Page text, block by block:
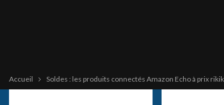
Accueil Soldes : les produits connectés Amazon Echo à prix